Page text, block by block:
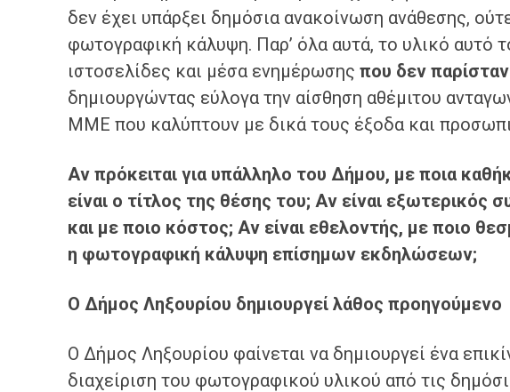
δεν έχει υπάρξει δημόσια ανακοίνωση ανάθεσης,
φωτογραφική κάλυψη. Παρ’ όλα αυτά, το υλικό αυτό
ιστοσελίδες και μέσα ενημέρωσης που δεν
δημιουργώντας εύλογα την αίσθηση αθέμιτου
ΜΜΕ που καλύπτουν με δικά τους έξοδα και
Αν πρόκειται για υπάλληλο του Δήμου, με ποια
είναι ο τίτλος της θέσης του; Αν είναι εξωτερικός
και με ποιο κόστος; Αν είναι εθελοντής, με ποιο
η φωτογραφική κάλυψη επίσημων εκδηλώσεων;
Ο Δήμος Ληξουρίου δημιουργεί λάθος προηγούμενο
Ο Δήμος Ληξουρίου φαίνεται να δημιουργεί ένα
διαχείριση του φωτογραφικού υλικού από τις